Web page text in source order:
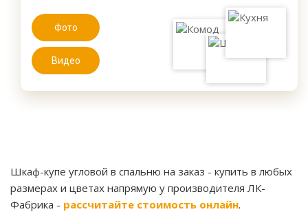
Фото
Видео
Шкаф-купе угловой в спальню на заказ - купить в любых
размерах и цветах напрямую у производителя ЛК-
Фабрика - рассчитайте стоимость онлайн.